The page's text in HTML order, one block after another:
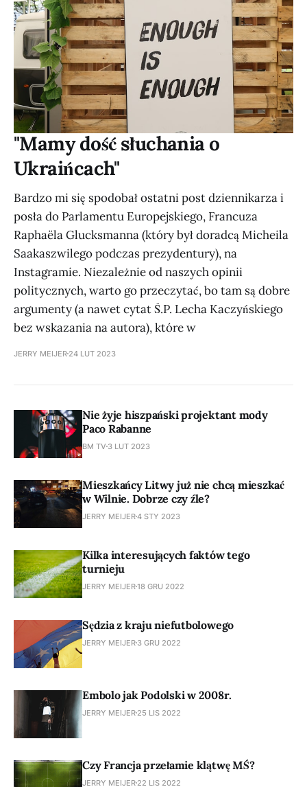
"Mamy dość słuchania o
Ukraińcach"
Bardzo mi się spodobał ostatni post dziennikarza i
posła do Parlamentu Europejskiego, Francuza
Raphaëla Glucksmanna (który był doradcą Micheila
Saakaszwilego podczas prezydentury), na
Instagramie. Niezależnie od naszych opinii
politycznych, warto go przeczytać, bo tam są dobre
argumenty (a nawet cytat Ś.P. Lecha Kaczyńskiego
bez wskazania na autora), które w
JERRY MEIJER 24 LUT 2023
Nie żyje hiszpański projektant mody
Paco Rabanne
BM TV 3 LUT 2023
Mieszkańcy Litwy już nie chcą mieszkać
w Wilnie. Dobrze czy źle?
JERRY MEIJER4 STY 2023
Kilka interesujących faktów tego
turnieju
JERRY MEIJER18 GRU 2022
Sędzia z kraju niefutbolowego
JERRY MEIJER 3 GRU 2022
Embolo jak Podolski w 2008r.
JERRY MEIJER 25 LIS 2022
Czy Francja przełamie klątwę MŚ?
JERRY MEIJER 22 LIS 2022